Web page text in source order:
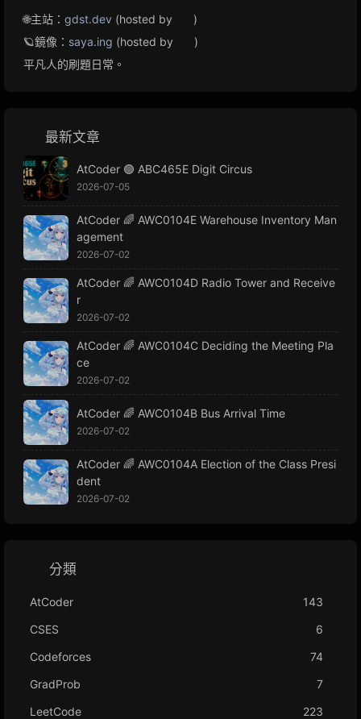
🌐主站： gdst.dev (hosted by
)
🪐鏡像： saya.ing (hosted by
)
平凡人的刷題日常。
最新文章
AtCoder 🟢 ABC465E Digit Circus
2026-07-05
AtCoder 🌈 AWC0104E Warehouse Inventory Man
agement
2026-07-02
AtCoder 🌈 AWC0104D Radio Tower and Receive
r
2026-07-02
AtCoder 🌈 AWC0104C Deciding the Meeting Pla
ce
2026-07-02
AtCoder 🌈 AWC0104B Bus Arrival Time
2026-07-02
AtCoder 🌈 AWC0104A Election of the Class Presi
dent
2026-07-02
分類
AtCoder
143
CSES
6
Codeforces
74
GradProb
7
LeetCode
223